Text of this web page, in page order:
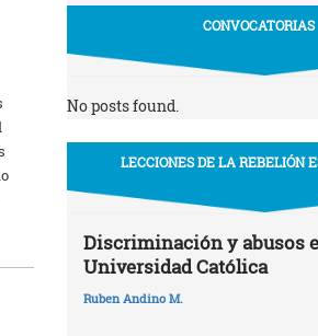
CONVOCATORIAS
No posts found.
LECCIONES DE LA REBELIÓN
Discriminación y abusos
Universidad Católica
Ruben Andino M.